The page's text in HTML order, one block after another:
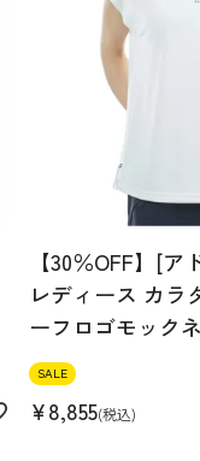
【30％OFF】[
レディース カラ
ーフロゴモック
SALE
¥8,855 税込